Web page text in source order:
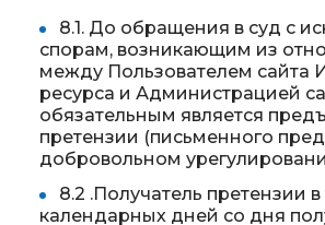
8.1. До обращения в суд с
спорам, возникающим из
между Пользователем сайта
ресурса и Администрацией
обязательным является
претензии (письменного
добровольном
8.2 .Получатель претензии
календарных дней со дня